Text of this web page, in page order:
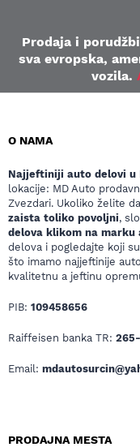
Prodaja i
sva evropska,
vozila.
O NAMA
Najjeftiniji auto delovi u
lokacije: MD Auto
Zvezdari. Ukoliko želite
zaista toliko povoljni,
delova klikom na marku
delova i pogledajte koji
što imamo najjeftinije
kvalitetnu a jeftinu
PIB: 109458656
Raiffeisen banka TR:
Email:
PRODAJNA MESTA